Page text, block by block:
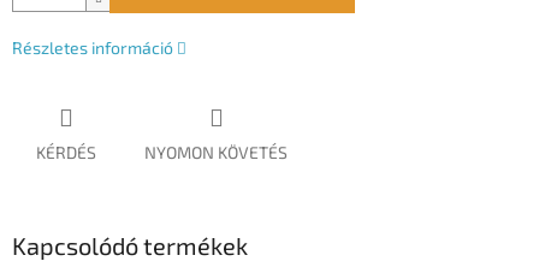
Részletes információ
KÉRDÉS NYOMON KÖVETÉS
Kapcsolódó termékek